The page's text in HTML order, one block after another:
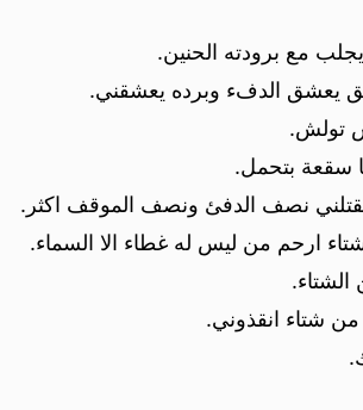
مع برودته الحنين.
يعشق الدفء وبرده يعشقني.
تولش.
سقعة بتحمل.
يقتلني نصف الدفئ ونصف الموقف اكثر.
ارحم من ليس له غطاء الا السماء.
شتاء انقذوني.